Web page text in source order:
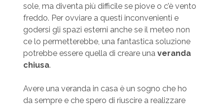
sole, ma diventa più difficile se piove o c’è vento
freddo. Per ovviare a questi inconvenienti e
godersi gli spazi esterni anche se il meteo non
ce lo permetterebbe, una fantastica soluzione
potrebbe essere quella di creare una veranda
chiusa.
Avere una veranda in casa è un sogno che ho
da sempre e che spero di riuscire a realizzare